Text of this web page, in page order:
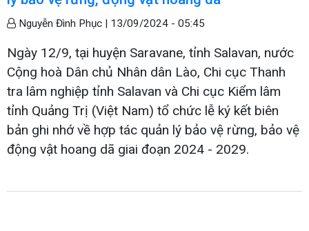
Nguyễn Đình Phục | 13/09/2024 - 05:45
Ngày 12/9, tại huyện Saravane, tỉnh Salavan, nước
Cộng hoà Dân chủ Nhân dân Lào, Chi cục Thanh
tra lâm nghiệp tỉnh Salavan và Chi cục Kiểm lâm
tỉnh Quảng Trị (Việt Nam) tổ chức lễ ký kết biên
bản ghi nhớ về hợp tác quản lý bảo vệ rừng, bảo vệ
động vật hoang dã giai đoạn 2024 - 2029.